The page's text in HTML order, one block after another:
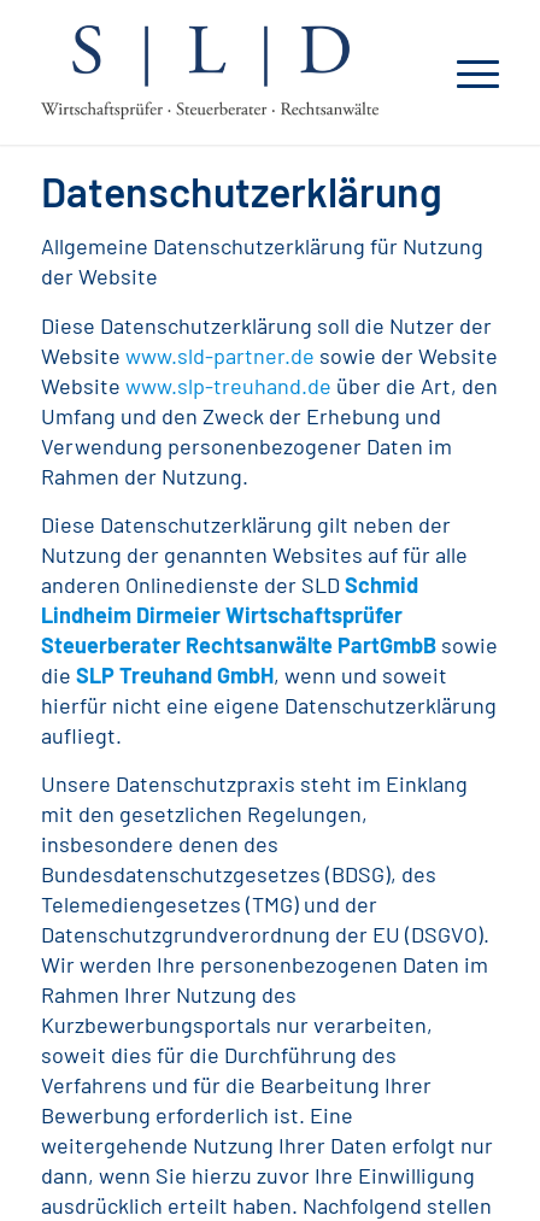
Datenschutzerklärung
Allgemeine Datenschutzerklärung für Nutzung
der Website
Diese Datenschutzerklärung soll die Nutzer der
Website www.sld-partner.de sowie der Website
Website www.slp-treuhand.de über die Art, den
Umfang und den Zweck der Erhebung und
Verwendung personenbezogener Daten im
Rahmen der Nutzung.
Diese Datenschutzerklärung gilt neben der
Nutzung der genannten Websites auf für alle
anderen Onlinedienste der SLD Schmid
Lindheim Dirmeier Wirtschaftsprüfer
Steuerberater Rechtsanwälte PartGmbBsowie
die SLP Treuhand GmbH, wenn und soweit
hierfür nicht eine eigene Datenschutzerklärung
aufliegt.
Unsere Datenschutzpraxis steht im Einklang
mit den gesetzlichen Regelungen,
insbesondere denen des
Bundesdatenschutzgesetzes (BDSG), des
Telemediengesetzes (TMG) und der
Datenschutzgrundverordnung der EU (DSGVO).
Wir werden Ihre personenbezogenen Daten im
Rahmen Ihrer Nutzung des
Kurzbewerbungsportals nur verarbeiten,
soweit dies für die Durchführung des
Verfahrens und für die Bearbeitung Ihrer
Bewerbung erforderlich ist. Eine
weitergehende Nutzung Ihrer Daten erfolgt nur
dann, wenn Sie hierzu zuvor Ihre Einwilligung
ausdrücklich erteilt haben. Nachfolgend stellen